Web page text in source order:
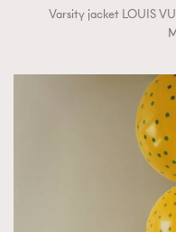
Varsity jacket LOUIS